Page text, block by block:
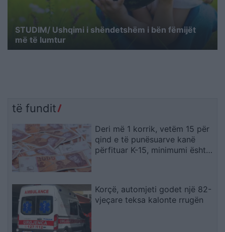
STUDIM/ Ushqimi i shëndetshëm i bën fëmijët
më të lumtur
të fundit
Deri më 1 korrik, vetëm 15 për
qind e të punësuarve kanë
përfituar K-15, minimumi është
Korçë, automjeti godet një 82-
vjeçare teksa kalonte rrugën